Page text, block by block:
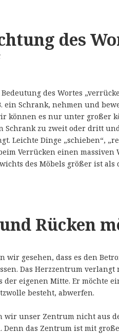
des
des Wortes
ein Schrank, nehmen und
können es nur unter großer
Schrank zu zweit oder dritt
Leichte Dinge „schieben“,
Verrücken einen
des Möbels größer ist
Rücken
wir gesehen, dass es den
Das Herzzentrum verlangt
eigenen Mitte. Er möchte
besteht, abwerfen.
wir unser Zentrum nicht aus
Denn das Zentrum ist mit